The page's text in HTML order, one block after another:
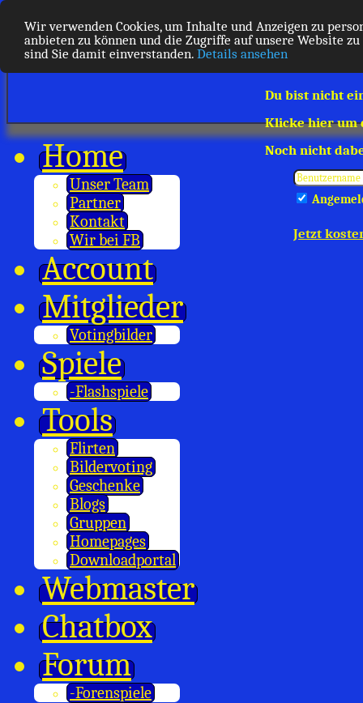
Wir verwenden Cookies, um Inhalte und Anzeigen zu
anbieten zu können und die Zugriffe auf unsere Website
sind Sie damit einverstanden. Details ansehen
Du bist nicht
Klicke hier um
Noch nicht
Jetzt
Home
Unser Team
Partner
Kontakt
Wir bei FB
Account
Mitglieder
Votingbilder
Spiele
-Flashspiele
Tools
Flirten
Bildervoting
Geschenke
Blogs
Gruppen
Homepages
Downloadportal
Webmaster
Chatbox
Forum
-Forenspiele